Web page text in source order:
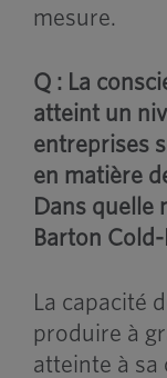
mesure.
Q : La
atteint un
entreprises
en matière
Dans quelle
Barton
La capacité
produire à
atteinte à sa